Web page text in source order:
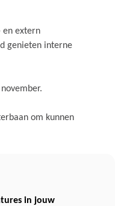
en extern
genieten interne
om kunnen
in jouw